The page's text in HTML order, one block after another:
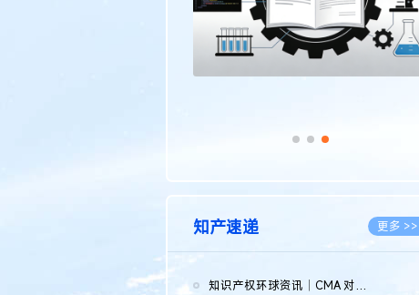
知产速递 更多 >>
知识产权环球资讯｜CMA 对微软发起调查；批量搬运二手平台数据构...